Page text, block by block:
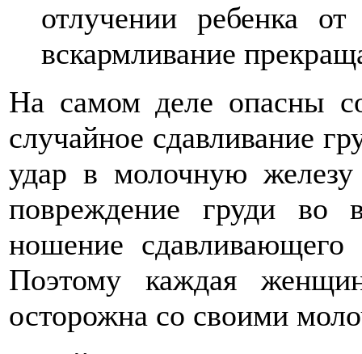
отлучении ребенка
вскармливание
На самом деле опасны
случайное сдавливание
удар в молочную
повреждение груди во
ношение сдавливающего
Поэтому каждая
осторожна со своими